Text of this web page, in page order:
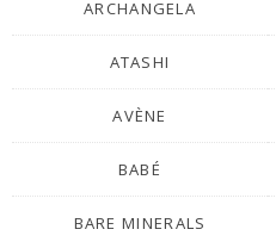
ARCHANGELA
ATASHI
AVÈNE
BABÉ
BARE MINERALS